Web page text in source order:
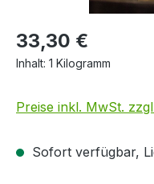
33,30 €
Inhalt: 1 Kilogramm
Preise inkl. MwSt.
Sofort verfügbar,